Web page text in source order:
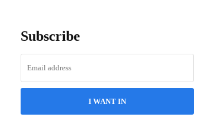
Subscribe
I WANT IN